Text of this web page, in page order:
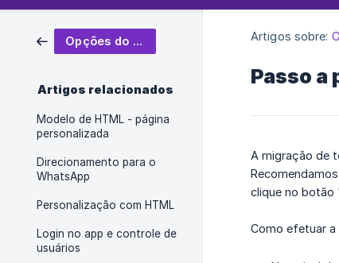
Opções do editor
Artigos relacionados
Modelo de HTML - página
personalizada
Direcionamento para o
WhatsApp
Personalização com HTML
Login no app e controle de
usuários
Artigos sobre:
Passo a
A migração de
clique no botão
Como efetuar